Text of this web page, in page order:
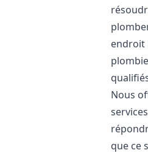
endroit
Nous
que ce